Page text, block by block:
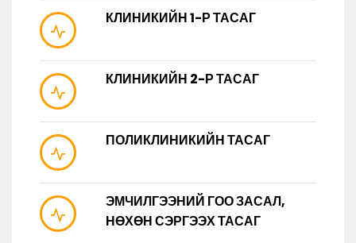
КЛИНИКИЙН 1-Р ТАСАГ
КЛИНИКИЙН 2-Р ТАСАГ
ПОЛИКЛИНИКИЙН ТАСАГ
ЭМЧИЛГЭЭНИЙ ГОО ЗАСАЛ,
НӨХӨН СЭРГЭЭХ ТАСАГ